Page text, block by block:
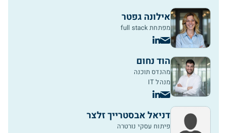
אילונה גפטר
מפתחת full stack
הוד נחום
מהנדס תוכנה
מנהל IT
דניאל אבסטרייך זלצר
פיתוח עסקי נורטרה